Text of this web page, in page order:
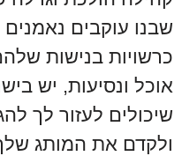
שבנו עוקבים
כרשויות בנישות
אוכל ונסיעות, יש
שיכולים לעזור לך
ולקדם את המותג